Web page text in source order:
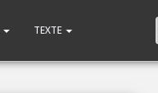
TEXTE